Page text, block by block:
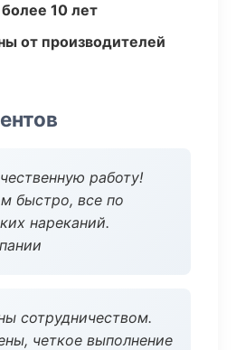
10 лет
от производителей
работу!
быстро, все по
нареканий.
сотрудничеством.
четкое выполнение